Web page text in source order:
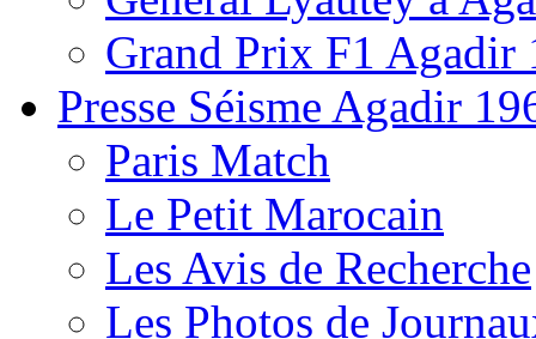
Grand Prix F1 Agadir
Presse Séisme Agadir
Paris Match
Le Petit Marocain
Les Avis de Recherche
Les Photos de